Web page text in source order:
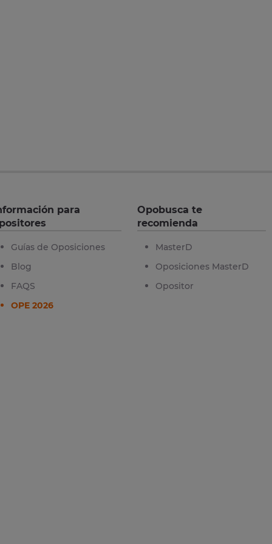
para
Guías de Oposiciones
Blog
FAQS
OPE 2026
Opobusca te
recomienda
MasterD
Oposiciones MasterD
Opositor